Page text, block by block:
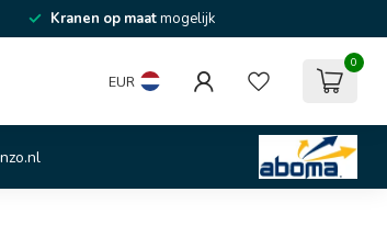
Kranen op maatmogelijk
EUR
0